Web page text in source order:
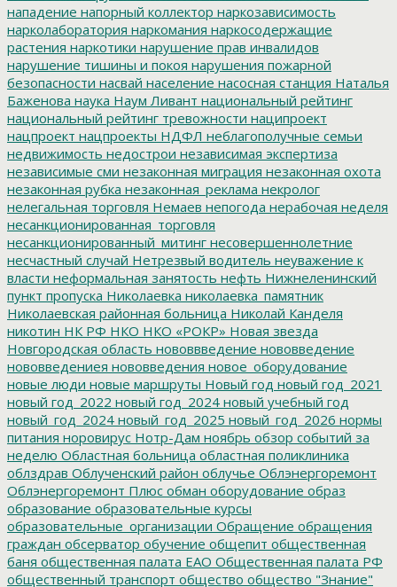
нападение напорный коллектор наркозависимость
нарколаборатория наркомания наркосодержащие
растения наркотики нарушение прав инвалидов
нарушение тишины и покоя нарушения пожарной
безопасности насвай население насосная станция Наталья
Баженова наука Наум Ливант национальный рейтинг
национальный рейтинг тревожности наципроект
нацпроект нацпроекты НДФЛ неблагополучные семьи
недвижимость недострои независимая экспертиза
независимые сми незаконная миграция незаконная охота
незаконная рубка незаконная_реклама некролог
нелегальная торговля Немаев непогода нерабочая неделя
несанкционированная_торговля
несанкционированный_митинг несовершеннолетние
несчастный случай Нетрезвый водитель неуважение к
власти неформальная занятость нефть Нижнеленинский
пункт пропуска Николаевка николаевка_памятник
Николаевская районная больница Николай Канделя
никотин НК РФ НКО НКО «РОКР» Новая звезда
Новгородская область нововвведение нововведение
нововведениея нововведения новое_оборудование
новые люди новые маршруты Новый год новый год_2021
новый год_2022 новый год_2024 новый учебный год
новый_год_2024 новый_год_2025 новый_год_2026 нормы
питания норовирус Нотр-Дам ноябрь обзор событий за
неделю Областная больница областная поликлиника
облздрав Облученский район облучье Облэнергоремонт
Облэнергоремонт Плюс обман оборудование образ
образование образовательные курсы
образовательные_организации Обращение обращения
граждан обсерватор обучение общепит общественная
баня общественная палата ЕАО Общественная палата РФ
общественный транспорт общество общество "Знание"